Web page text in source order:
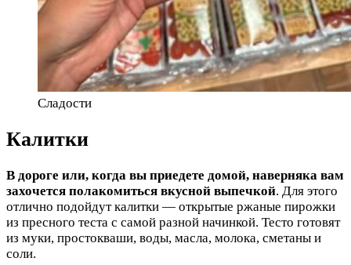
Сладости
Калитки
В дороге или, когда вы приедете домой, наверняка вам
захочется полакомиться вкусной выпечкой. Для этого
отлично подойдут калитки — открытые ржаные пирожки
из пресного теста с самой разной начинкой. Тесто готовят
из муки, простокваши, воды, масла, молока, сметаны и
соли.